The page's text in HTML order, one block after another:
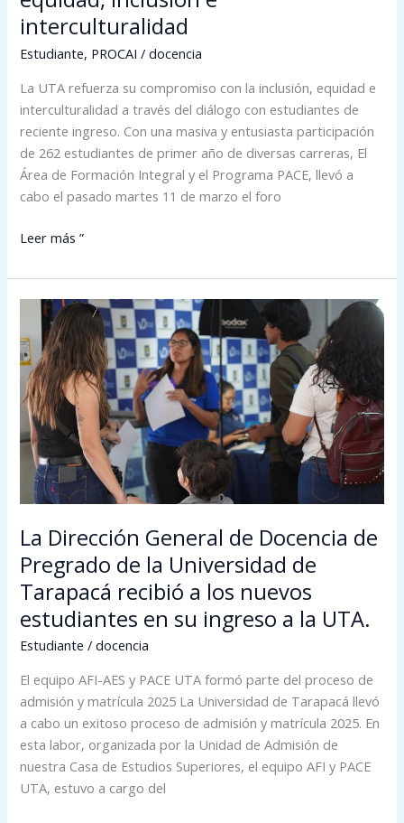
interculturalidad
Estudiante, PROCAI /docencia
La UTA refuerza su compromiso con la inclusión, equidad e
interculturalidad a través del diálogo con estudiantes de
reciente ingreso. Con una masiva y entusiasta participación
de 262 estudiantes de primer año de diversas carreras, El
Área de Formación Integral y el Programa PACE, llevó a
cabo el pasado martes 11 de marzo el foro
Leer más ”
La Dirección General de Docencia de
Pregrado de la Universidad de
Tarapacá recibió a los nuevos
estudiantes en su ingreso a la UTA.
Estudiante /docencia
El equipo AFI-AES y PACE UTA formó parte del proceso de
admisión y matrícula 2025 La Universidad de Tarapacá llevó
a cabo un exitoso proceso de admisión y matrícula 2025. En
esta labor, organizada por la Unidad de Admisión de
nuestra Casa de Estudios Superiores, el equipo AFI y PACE
UTA, estuvo a cargo del
Dirección
General
de
Docencia
de
Pregrado
de
Universidad
de
Tarapacá
recibió
a
los
estudiantes
en
su
ingreso
a
la
UTA.